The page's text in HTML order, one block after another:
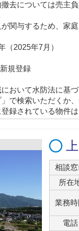
撤去については売主
が関与するため、家
（2025年7月）
規登録
おいて水防法に基
で検索いただくか
録されている物件
相談窓
所在
業務時
電話